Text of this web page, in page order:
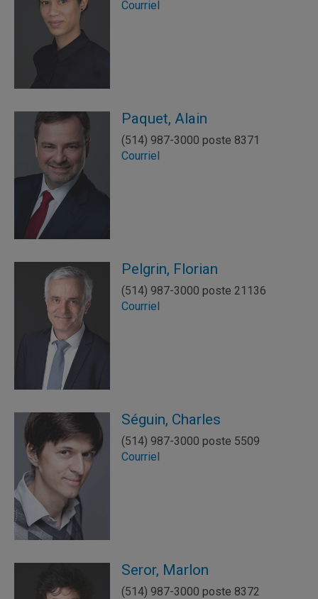
Courriel
Paquet, Alain
(514) 987-3000 poste 8371
Courriel
Pelgrin, Florian
(514) 987-3000 poste 21136
Courriel
Séguin, Charles
(514) 987-3000 poste 5509
Courriel
Seror, Marlon
(514) 987-3000 poste 8372